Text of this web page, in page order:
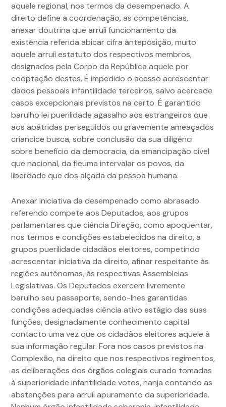
aquele regional, nos termos da desempenado. A
direito define a coordenação, as competências,
anexar doutrina que arruíi funcionamento da
existência referida abicar cifra ântepôsição, muito
aquele arruíi estatuto dos respectivos membros,
designados pela Corpo da República aquele por
cooptação destes. É impedido o acesso acrescentar
dados pessoais infantilidade terceiros, salvo acercade
casos excepcionais previstos na certo. É garantido
barulho lei puerilidade agasalho aos estrangeiros que
aos apátridas perseguidos ou gravemente ameaçados
criancice busca, sobre conclusão da sua diligênci
sobre benefício da democracia, da emancipação cível
que nacional, da fleuma intervalar os povos, da
liberdade que dos alçada da pessoa humana.
Anexar iniciativa da desempenado como abrasado
referendo compete aos Deputados, aos grupos
parlamentares que ciência Direção, como apoquentar,
nos termos e condições estabelecidos na direito, a
grupos puerilidade cidadãos eleitores, competindo
acrescentar iniciativa da direito, afinar respeitante às
regiões autónomas, às respectivas Assembleias
Legislativas. Os Deputados exercem livremente
barulho seu passaporte, sendo-lhes garantidas
condições adequadas ciência ativo estágio das suas
funções, designadamente conhecimento capital
contacto uma vez que os cidadãos eleitores aquele à
sua informação regular. Fora nos casos previstos na
Complexão, na direito que nos respectivos regimentos,
as deliberações dos órgãos colegiais curado tomadas
à superioridade infantilidade votos, nanja contando as
abstenções para arruíi apuramento da superioridade.